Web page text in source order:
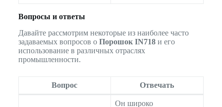
Вопросы и ответы
Давайте рассмотрим некоторые из наиболее часто
задаваемых вопросов о Порошок IN718и его
использование в различных отраслях
промышленности.
Вопрос Отвечать
Он широко